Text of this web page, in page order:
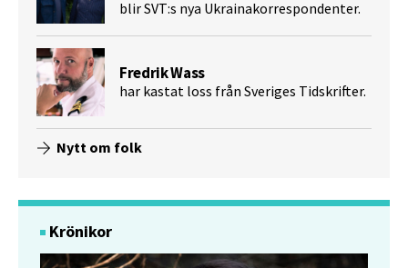
blir SVT:s nya Ukrainakorrespondenter.
Fredrik Wass
har kastat loss från Sveriges Tidskrifter.
Nytt om folk
Krönikor